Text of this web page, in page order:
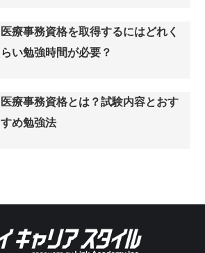
医療事務資格を取得するにはどれく
らい勉強時間が必要？
医療事務資格とは？試験内容とおす
すめ勉強法